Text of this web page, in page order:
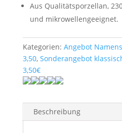
Aus Qualitätsporzellan,
und mikrowellengeeignet.
Kategorien: Angebot
3,50, Sonderangebot
3,50€
Beschreibung